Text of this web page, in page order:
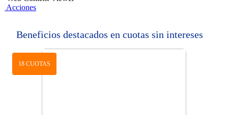
Acciones
Beneficios destacados en cuotas sin intereses
18 CUOTAS